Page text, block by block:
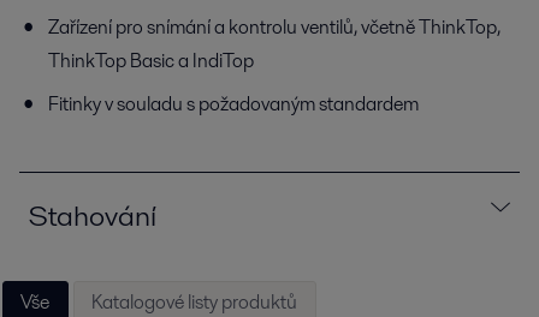
Zařízení pro snímání a kontrolu ventilů, včetně ThinkTop,
ThinkTop Basic a IndiTop
Fitinky v souladu s požadovaným standardem
Stahování
Vše Katalogové listy produktů